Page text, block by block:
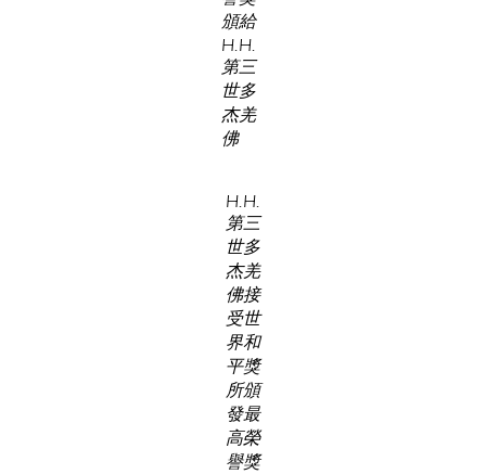
頒給
H.H.
第三
世多
杰羌
佛
H.H.
第三
世多
杰羌
佛接
受世
界和
平獎
所頒
發最
高榮
譽獎